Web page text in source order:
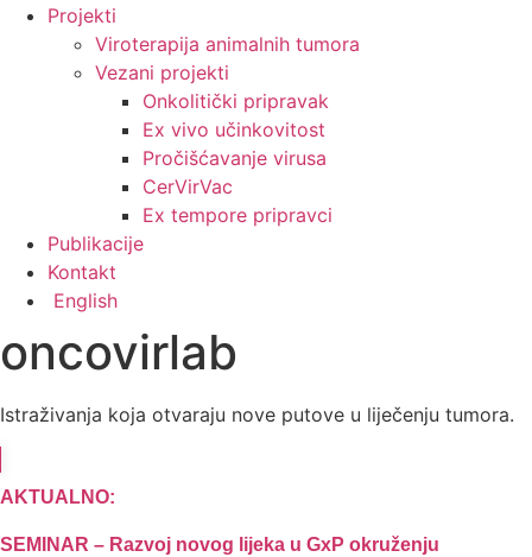
Projekti
Viroterapija animalnih tumora
Vezani projekti
Onkolitički pripravak
Ex vivo učinkovitost
Pročišćavanje virusa
CerVirVac
Ex tempore pripravci
Publikacije
Kontakt
English
oncovirlab
Istraživanja koja otvaraju nove putove u liječenju tumora.
AKTUALNO:
SEMINAR – Razvoj novog lijeka u GxP okruženju